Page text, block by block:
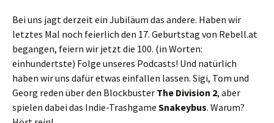
Bei uns jagt derzeit ein Jubiläum das andere. Haben wir
letztes Mal noch feierlich den 17. Geburtstag von Rebell.at
begangen, feiern wir jetzt die 100. (in Worten:
einhundertste) Folge unseres Podcasts! Und natürlich
haben wir uns dafür etwas einfallen lassen. Sigi, Tom und
Georg reden über den Blockbuster The Division 2, aber
spielen dabei das Indie-Trashgame Snakeybus. Warum?